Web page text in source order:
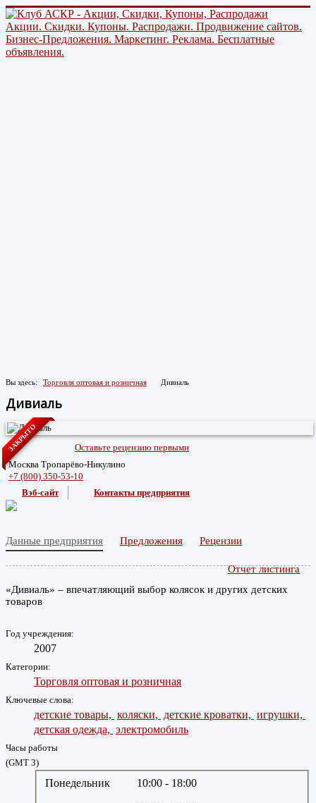
Акции. Скидки. Купоны. Распродажи. Продвижение сайтов.
Бизнес-Предложения. Маркетинг. Реклама. Бесплатные
объявления.
Вы здесь: Торговля оптовая и розничная Дивиаль
Дивиаль
ЗАКРЫТО
Оставьте рецензию первыми
Москва Тропарёво-Никулино
+7 (800) 350-53-10
Вэб-сайт
Контакты предприятия
Данные предприятия Предложения Рецензии
Отчет листинга
«Дивиаль» – впечатляющий выбор колясок и других детских
товаров
Год учреждения:
2007
Категории:
Торговля оптовая и розничная
Ключевые слова:
детские товары, коляски, детские кроватки, игрушки,
детская одежда, электромобиль
Часы работы
(GMT 3)
Понедельник 10:00 - 18:00